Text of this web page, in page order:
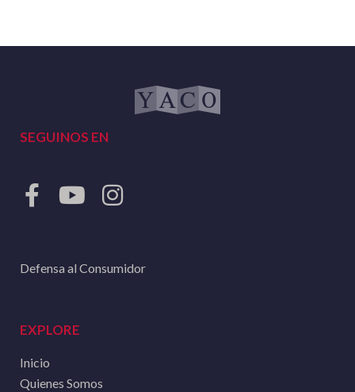
SEGUINOS EN
Defensa al Consumidor
EXPLORE
Inicio
Quienes Somos